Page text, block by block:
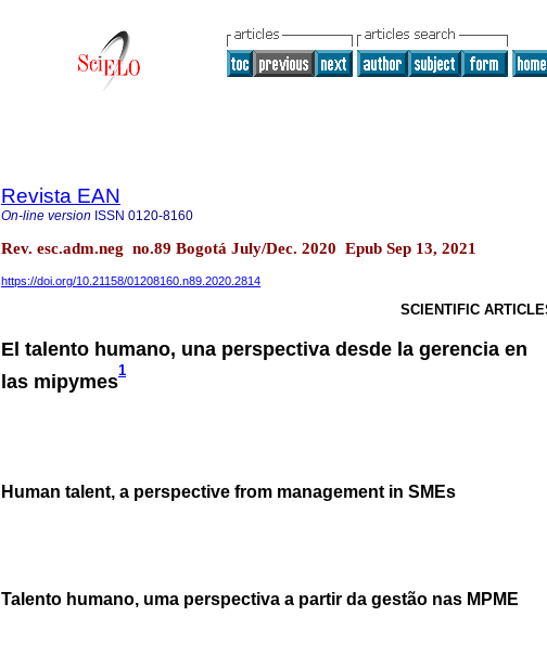
Revista EAN
On-line version ISSN 0120-8160
Rev. esc.adm.neg no.89 Bogotá July/Dec. 2020 Epub Sep 13, 2021
https://doi.org/10.21158/01208160.n89.2020.2814
SCIENTIFIC
El talento humano, una perspectiva desde la gerencia en
las mipymes
1
Human talent, a perspective from management in SMEs
Talento humano, uma perspectiva a partir da gestão nas MPME